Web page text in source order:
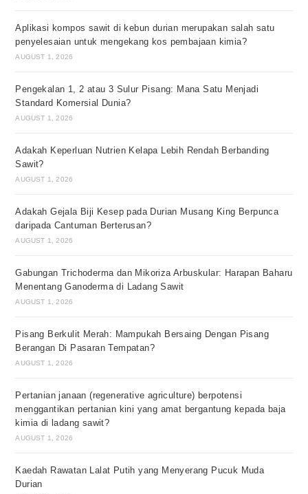
Aplikasi kompos sawit di kebun durian merupakan salah satu
penyelesaian untuk mengekang kos pembajaan kimia?
AUGUST 1, 2026
Pengekalan 1, 2 atau 3 Sulur Pisang: Mana Satu Menjadi
Standard Komersial Dunia?
AUGUST 1, 2026
Adakah Keperluan Nutrien Kelapa Lebih Rendah Berbanding
Sawit?
AUGUST 1, 2026
Adakah Gejala Biji Kesep pada Durian Musang King Berpunca
daripada Cantuman Berterusan?
AUGUST 1, 2026
Gabungan Trichoderma dan Mikoriza Arbuskular: Harapan Baharu
Menentang Ganoderma di Ladang Sawit
AUGUST 1, 2026
Pisang Berkulit Merah: Mampukah Bersaing Dengan Pisang
Berangan Di Pasaran Tempatan?
AUGUST 1, 2026
Pertanian janaan (regenerative agriculture) berpotensi
menggantikan pertanian kini yang amat bergantung kepada baja
kimia di ladang sawit?
AUGUST 1, 2026
Kaedah Rawatan Lalat Putih yang Menyerang Pucuk Muda
Durian